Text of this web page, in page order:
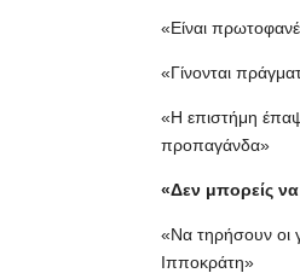
«Είναι
«Γίνονται
«Η επιστήμη έπαψε
προπαγάνδα»
«Δεν μπορείς να
«Να τηρήσουν οι
Ιπποκράτη»